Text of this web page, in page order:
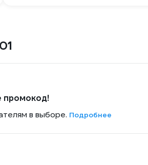
промокод!
в выборе. Подробнее